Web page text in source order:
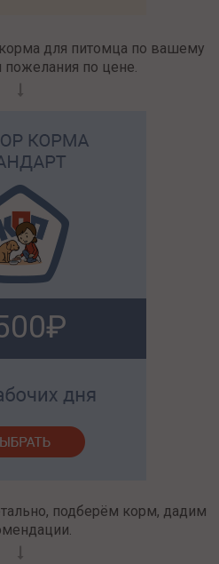
для питомца по вашему
пожелания по цене.
подберём корм, дадим